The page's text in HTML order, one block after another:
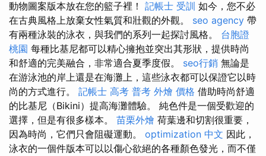
動物圖案版本放在您的籃子裡！ 記帳士 受訓 如今，您不必
在古典風格上放棄女性氣質和壯觀的外觀。 seo agency 帶
有兩種泳裝的泳衣，與我們的系列一起探討風格。 台胞證
桃園 每種比基尼都可以精心擁抱並突出其形狀，提供時尚
和舒適的完美融合，非常適合夏季度假。 seo行銷 無論是
在游泳池的岸上還是在海灘上，這些泳衣都可以保證它以時
尚的方式進行。 記帳士 高考 普考 外燴 價格 借助時尚舒適
的比基尼（Bikini）提高海灘體驗。 純色件是一個受歡迎的
選擇，但是有很多樣本。 苗栗外燴 荷葉邊和切割很重要，
因為時尚，它們只會阻礙運動。 optimization 中文 因此，
泳衣的一個件版本可以以傷心欲絕的各種顏色發光，而不僅